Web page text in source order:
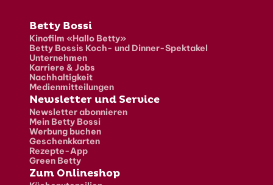
Fusszeile
Betty Bossi
Kinofilm «Hallo Betty»
Betty Bossis Koch- und Dinner-Spektakel
Unternehmen
Karriere & Jobs
Nachhaltigkeit
Medienmitteilungen
Newsletter und Service
Newsletter abonnieren
Mein Betty Bossi
Werbung buchen
Geschenkkarten
Rezepte-App
Green Betty
Zum Onlineshop